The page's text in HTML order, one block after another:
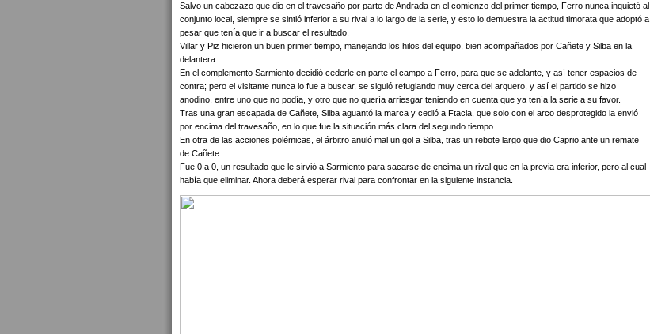
Salvo un cabezazo que dio en el travesaño por parte de Andrada en el comienzo del primer tiempo, Ferro nunca inquietó al
conjunto local, siempre se sintió inferior a su rival a lo largo de la serie, y esto lo demuestra la actitud timorata que adoptó a
pesar que tenía que ir a buscar el resultado.
Villar y Piz hicieron un buen primer tiempo, manejando los hilos del equipo, bien acompañados por Cañete y Silba en la
delantera.
En el complemento Sarmiento decidió cederle en parte el campo a Ferro, para que se adelante, y así tener espacios de
contra; pero el visitante nunca lo fue a buscar, se siguió refugiando muy cerca del arquero, y así el partido se hizo
anodino, entre uno que no podía, y otro que no quería arriesgar teniendo en cuenta que ya tenía la serie a su favor.
Tras una gran escapada de Cañete, Silba aguantó la marca y cedió a Ftacla, que solo con el arco desprotegido la envió
por encima del travesaño, en lo que fue la situación más clara del segundo tiempo.
En otra de las acciones polémicas, el árbitro anuló mal un gol a Silba, tras un rebote largo que dio Caprio ante un remate
de Cañete.
Fue 0 a 0, un resultado que le sirvió a Sarmiento para sacarse de encima un rival que en la previa era inferior, pero al cual
había que eliminar. Ahora deberá esperar rival para confrontar en la siguiente instancia.